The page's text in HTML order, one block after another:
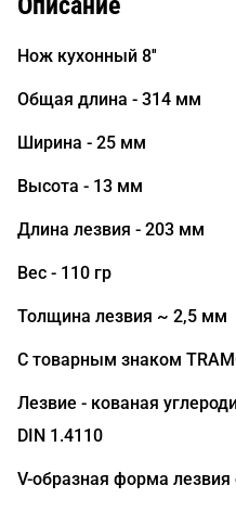
Нож кухонный 8''
Общая длина - 314 мм
Ширина - 25 мм
Высота - 13 мм
Длина лезвия - 203 мм
Вес - 110 гр
Толщина лезвия ~ 2,5 мм
С товарным знаком
Лезвие - кованая
DIN 1.4110
V-образная форма